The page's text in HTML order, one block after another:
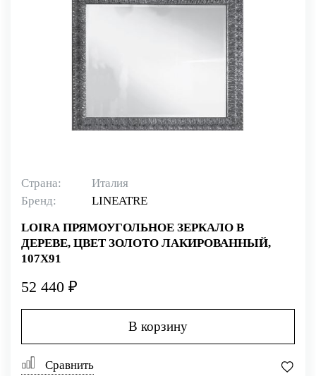
Страна:
Италия
Бренд:
LINEATRE
LOIRA ПРЯМОУГОЛЬНОЕ ЗЕРКАЛО В
ДЕРЕВЕ, ЦВЕТ ЗОЛОТО ЛАКИРОВАННЫЙ,
107X91
52 440 ₽
В корзину
Сравнить